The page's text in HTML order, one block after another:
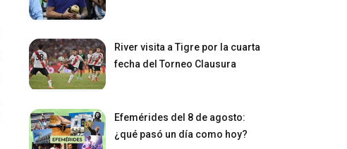
River visita a Tigre por la cuarta
fecha del Torneo Clausura
Efemérides del 8 de agosto:
¿qué pasó un día como hoy?